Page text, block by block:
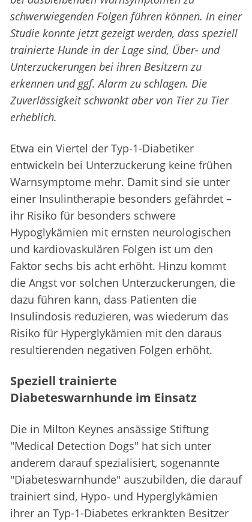
schwerwiegenden Folgen führen können. In einer
Studie konnte jetzt gezeigt werden, dass speziell
trainierte Hunde in der Lage sind, Über- und
Unterzuckerungen bei ihren Besitzern zu
erkennen und ggf. Alarm zu schlagen. Die
Zuverlässigkeit schwankt aber von Tier zu Tier
erheblich.
Etwa ein Viertel der Typ-1-Diabetiker
entwickeln bei Unterzuckerung keine frühen
Warnsymptome mehr. Damit sind sie unter
einer Insulintherapie besonders gefährdet –
ihr Risiko für besonders schwere
Hypoglykämien mit ernsten neurologischen
und kardiovaskulären Folgen ist um den
Faktor sechs bis acht erhöht. Hinzu kommt
die Angst vor solchen Unterzuckerungen, die
dazu führen kann, dass Patienten die
Insulindosis reduzieren, was wiederum das
Risiko für Hyperglykämien mit den daraus
resultierenden negativen Folgen erhöht.
Speziell trainierte
Diabeteswarnhunde im Einsatz
Die in Milton Keynes ansässige Stiftung
"Medical Detection Dogs" hat sich unter
anderem darauf spezialisiert, sogenannte
"Diabeteswarnhunde" auszubilden, die darauf
trainiert sind, Hypo- und Hyperglykämien
ihrer an Typ-1-Diabetes erkrankten Besitzer